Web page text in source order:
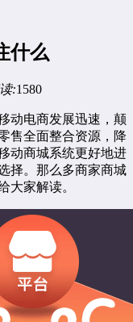
什么
:1580
动电商发展迅速，颠
售全面整合资源，降
动商城系统更好地进
择。那么多商家商城
大家解读。